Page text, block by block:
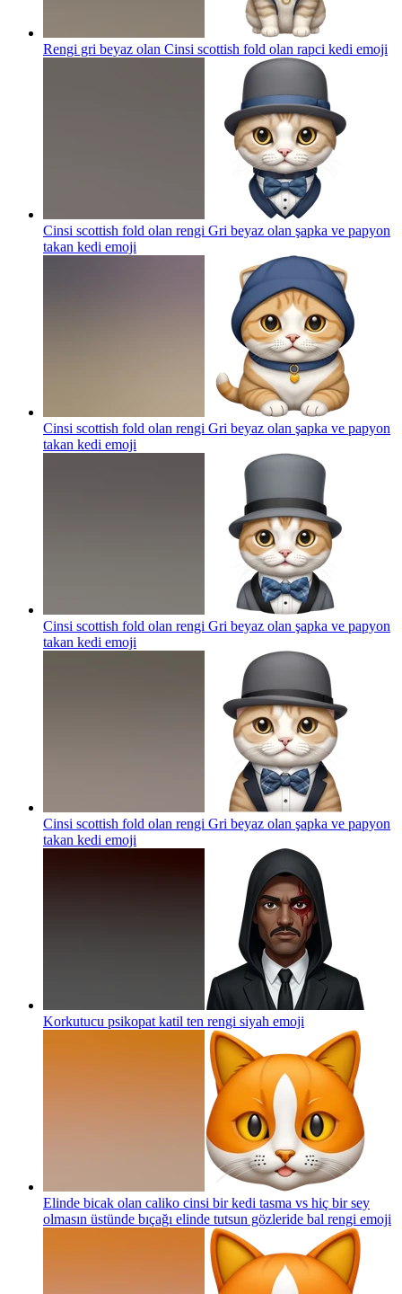
Rengi gri beyaz olan Cinsi scottish fold olan rapci kedi emoji
Cinsi scottish fold olan rengi Gri beyaz olan şapka ve papyon
takan kedi emoji
Cinsi scottish fold olan rengi Gri beyaz olan şapka ve papyon
takan kedi emoji
Cinsi scottish fold olan rengi Gri beyaz olan şapka ve papyon
takan kedi emoji
Cinsi scottish fold olan rengi Gri beyaz olan şapka ve papyon
takan kedi emoji
Korkutucu psikopat katil ten rengi siyah emoji
Elinde bicak olan caliko cinsi bir kedi tasma vs hiç bir sey
olmasın üstünde bıçağı elinde tutsun gözleride bal rengi emoji